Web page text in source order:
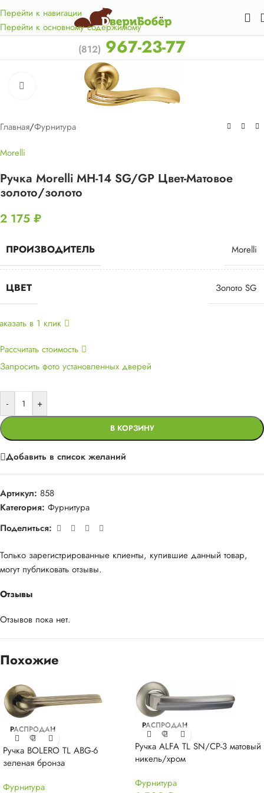
Перейти к навигации
Перейти к основному содержимому
км. от КАД.
(812) 967-23-77
Нажмите, чтобы увеличить
Главная/Фурнитура
Morelli
Ручка Morelli MH-14 SG/GP Цвет-Матовое
золото/золото
2 175 ₽
ПРОИЗВОДИТЕЛЬ Morelli
ЦВЕТ Золото SG
в 1 клик
Рассчитать стоимость
Запросить фото установленных дверей
- +
В КОРЗИНУ
Добавить в список желаний
Артикул: 858
Категория: Фурнитура
Поделиться:
Отзывы
Отзывов пока нет.
Только зарегистрированные клиенты, купившие данный товар,
могут публиковать отзывы.
Похожие
РАСПРОДАН
О
Ручка BOLERO TL ABG-6
зеленая бронза
Фурнитура
РАСПРОДАН
О
Ручка ALFA TL SN/CP-3 матовый
никель/хром
Фурнитура